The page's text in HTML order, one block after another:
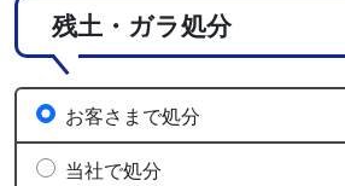
残土・ガラ処分
お客さまで処分
当社で処分